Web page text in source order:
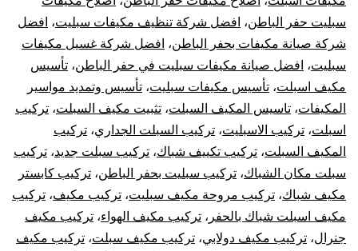
سبليت
مركزي
دولابي
شباك
كونسيلد
سبليت حفر الباطن، افضل شركة تنظيف مكيفات سبليت، افضل
شركة صيانة مكيفات بحفر الباطن، افضل شركة غسيل مكيفات
سبليت، افضل صيانة مكيفات سبليت في حفر الباطن، تأسيس
مكيف اسبلت، تأسيس مكيفات سبليت، تأسيس وتمديد مواسير
المكيفات، تاسيس المكيف السبلت، تثبيت مكيف السبلت، تركيب
اسبلت، تركيب الاسبليت، تركيب السبلت الجداري، تركيب
المكيف السبلت، تركيب تكييف شباك، تركيب سبلت جديد، تركيب
سبلت مكان الشباك، تركيب سبليت بحفر الباطن، تركيب كابستر
مكيف شباك، تركيب مروحة مكيف سبليت، تركيب مكيف، تركيب
مكيف اسبلت شباك بالحفر ، تركيب مكيف الهواء، تركيب مكيف
جنرال، تركيب مكيف دولابي، تركيب مكيف سبلت، تركيب مكيف